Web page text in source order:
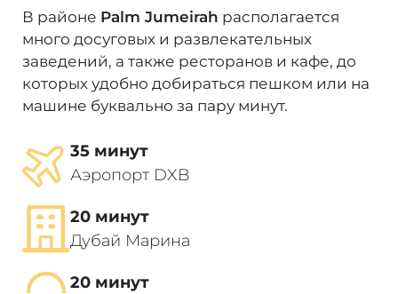
В районе Palm Jumeirah располагается
много досуговых и развлекательных
заведений, а также ресторанов и кафе, до
которых удобно добираться пешком или на
машине буквально за пару минут.
35 минут
Аэропорт DXB
20 минут
Дубай Марина
20 минут